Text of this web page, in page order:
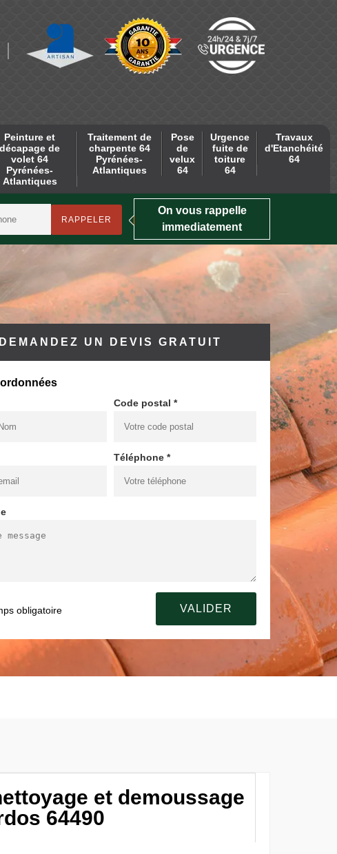
Peinture et
décapage de
volet 64
Pyrénées-
Atlantiques
Traitement de
charpente 64
Pyrénées-
Atlantiques
Pose
de
velux
64
Urgence
fuite de
toiture
64
Travaux
d'Etanchéité
64
On vous rappelle
immediatement
DEMANDEZ UN DEVIS GRATUIT
Code postal *
Téléphone *
obligatoire
et demoussage
64490